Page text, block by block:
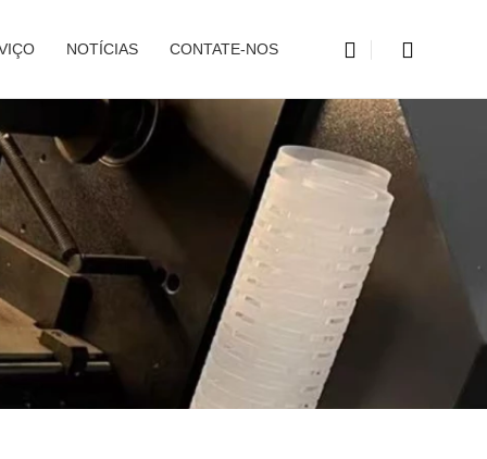
NOTÍCIAS CONTATE-NOS